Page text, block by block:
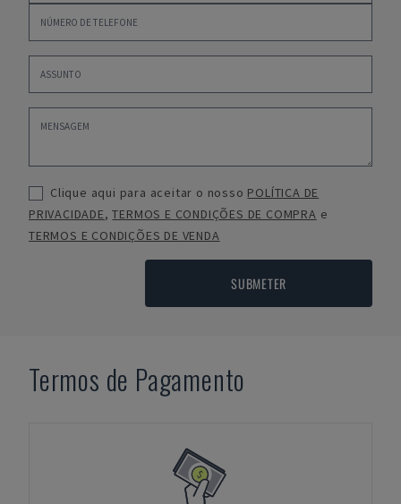
Clique aqui para aceitar o nosso POLÍTICA DE
PRIVACIDADE,TERMOS E CONDIÇÕES DE COMPRA e
TERMOS E CONDIÇÕES DE VENDA
SUBMETER
Termos de Pagamento